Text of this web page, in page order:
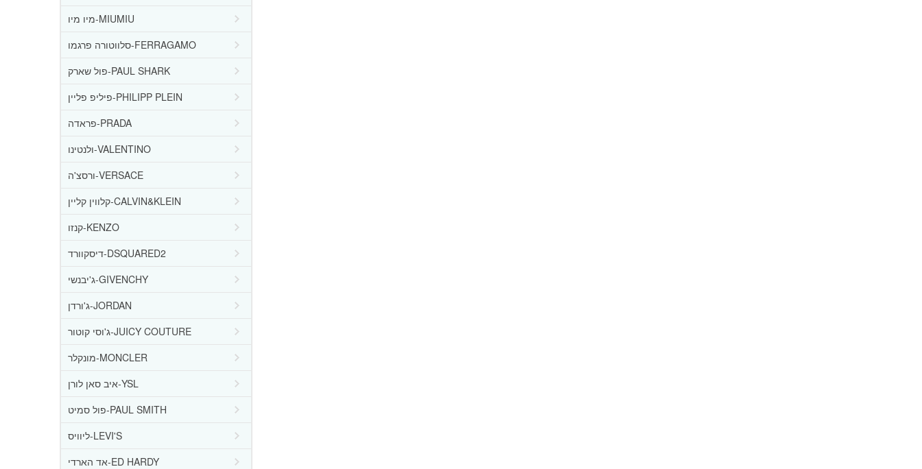
מיו מיו-MIUMIU
סלווטורה פרגמו-FERRAGAMO
פול שארק-PAUL SHARK
פיליפ פליין-PHILIPP PLEIN
פראדה-PRADA
ולנטינו-VALENTINO
ורסצ'ה-VERSACE
קלווין קליין-CALVIN&KLEIN
קנזו-KENZO
דיסקוורד-DSQUARED2
ג'יבנשי-GIVENCHY
ג'ורדן-JORDAN
ג'וסי קוטור-JUICY COUTURE
מונקלר-MONCLER
איב סאן לורן-YSL
פול סמיט-PAUL SMITH
ליוויס-LEVI'S
אד הארדי-ED HARDY